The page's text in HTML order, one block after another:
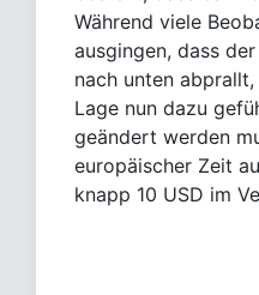
Während viele
ausgingen, dass der
nach unten
Lage nun dazu
geändert werden
europäischer Zeit
knapp 10 USD im